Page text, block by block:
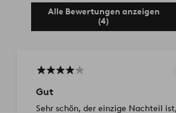
Alle Bewertungen anzeigen
(4)
Gut
Sehr schön, der einzige Nachteil